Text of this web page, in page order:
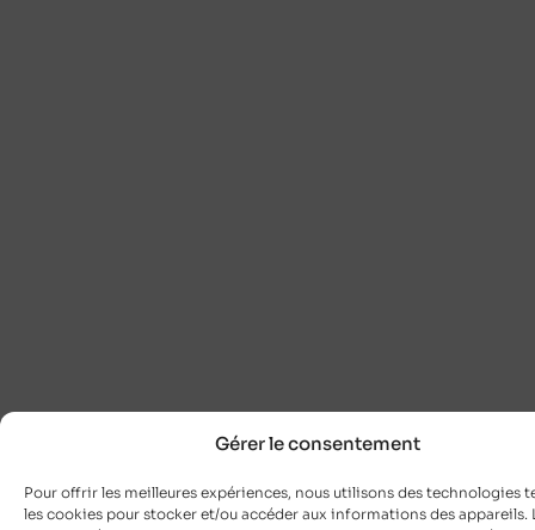
Gérer le consentement
Pour offrir les meilleures expériences, nous utilisons des technologies
les cookies pour stocker et/ou accéder aux informations des appareils.